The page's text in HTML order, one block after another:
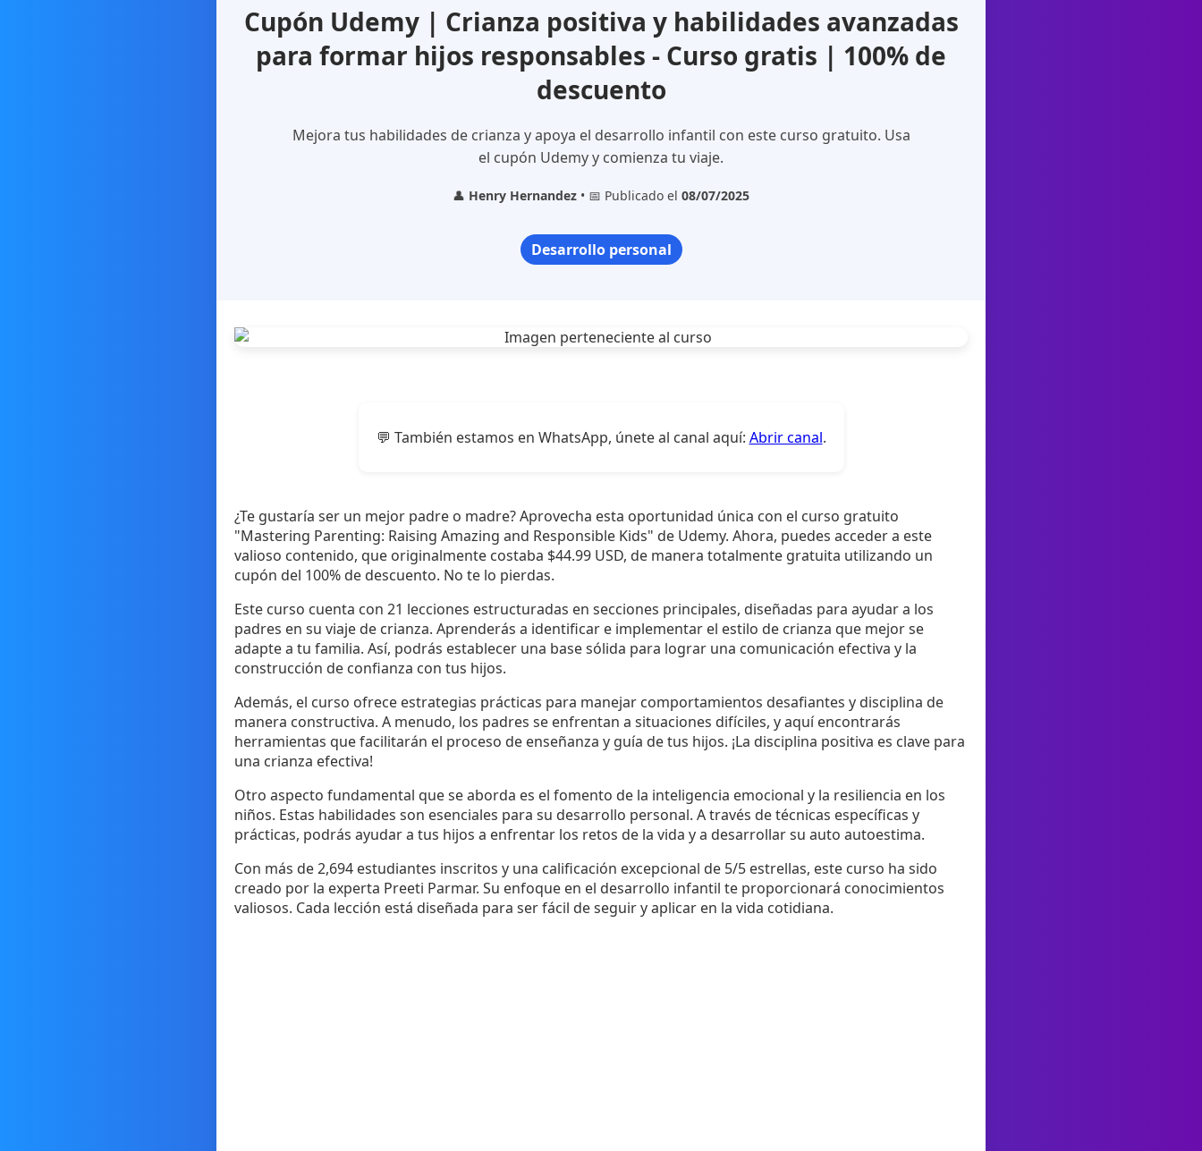
Cupón Udemy | Crianza positiva y habilidades avanzadas
para formar hijos responsables - Curso gratis | 100% de
descuento
Mejora tus habilidades de crianza y apoya el desarrollo infantil con este curso gratuito. Usa
el cupón Udemy y comienza tu viaje.
👤 Henry Hernandez • 📅 Publicado el 08/07/2025
Desarrollo personal
💬 También estamos en WhatsApp, únete al canal aquí: Abrir canal.
¿Te gustaría ser un mejor padre o madre? Aprovecha esta oportunidad única con el curso gratuito
"Mastering Parenting: Raising Amazing and Responsible Kids" de Udemy. Ahora, puedes acceder a este
valioso contenido, que originalmente costaba $44.99 USD, de manera totalmente gratuita utilizando un
cupón del 100% de descuento. No te lo pierdas.
Este curso cuenta con 21 lecciones estructuradas en secciones principales, diseñadas para ayudar a los
padres en su viaje de crianza. Aprenderás a identificar e implementar el estilo de crianza que mejor se
adapte a tu familia. Así, podrás establecer una base sólida para lograr una comunicación efectiva y la
construcción de confianza con tus hijos.
Además, el curso ofrece estrategias prácticas para manejar comportamientos desafiantes y disciplina de
manera constructiva. A menudo, los padres se enfrentan a situaciones difíciles, y aquí encontrarás
herramientas que facilitarán el proceso de enseñanza y guía de tus hijos. ¡La disciplina positiva es clave para
una crianza efectiva!
Otro aspecto fundamental que se aborda es el fomento de la inteligencia emocional y la resiliencia en los
niños. Estas habilidades son esenciales para su desarrollo personal. A través de técnicas específicas y
prácticas, podrás ayudar a tus hijos a enfrentar los retos de la vida y a desarrollar su auto autoestima.
Con más de 2,694 estudiantes inscritos y una calificación excepcional de 5/5 estrellas, este curso ha sido
creado por la experta Preeti Parmar. Su enfoque en el desarrollo infantil te proporcionará conocimientos
valiosos. Cada lección está diseñada para ser fácil de seguir y aplicar en la vida cotidiana.